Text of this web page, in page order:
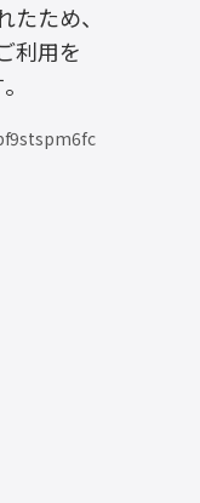
ため、
利用を